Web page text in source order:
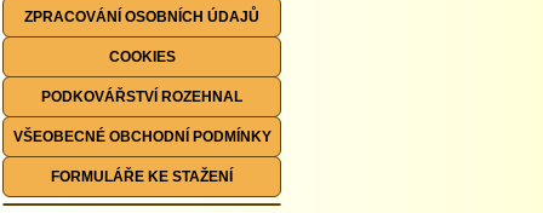
ZPRACOVÁNÍ OSOBNÍCH ÚDAJŮ
COOKIES
PODKOVÁŘSTVÍ ROZEHNAL
VŠEOBECNÉ OBCHODNÍ PODMÍNKY
FORMULÁŘE KE STAŽENÍ